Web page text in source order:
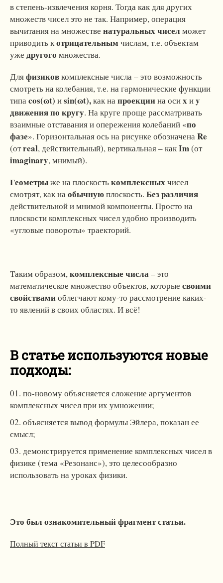
в степень-извлечения корня. Тогда как для других
множеств чисел это не так. Например, операция
вычитания на множестве натуральныхчисел может
приводить котрицательным числам, т.е. объектам
уже другого множества.
Дляфизиковкомплексные числа – это возможность
смотреть на колебания, т.е. на гармонические функции
типаcos(ɷt) иsin(ɷt),как напроекциина осиx иy
движения по кругу. На круге проще рассматривать
взаимные отставания и опережения колебаний «по
фазе». Горизонтальная ось на рисунке обозначенаRe
(отreal, действительный), вертикальная – какIm(от
imaginary, мнимый).
Геометрыже на плоскостькомплексныхчисел
смотрят, как наобычнуюплоскость. Без различия
действительной и мнимой компоненты. Просто на
плоскости комплексных чисел удобно производить
«угловые повороты» траекторий.
Таким образом,комплексные числа– это
математическое множество объектов, которые своими
свойствамиоблегчают кому-то рассмотрение каких-
то явлений в своих областях. И всё!
В статье используются новые
подходы:
по-новому объясняется сложение аргументов
комплексных чисел при их умножении;
объясняется вывод формулы Эйлера, показан ее
смысл;
демонстрируется применение комплексных чисел в
физике (тема «Резонанс»), это целесообразно
использовать на уроках физики.
Это был ознакомительный фрагмент статьи.
Полный текст статьи в PDF